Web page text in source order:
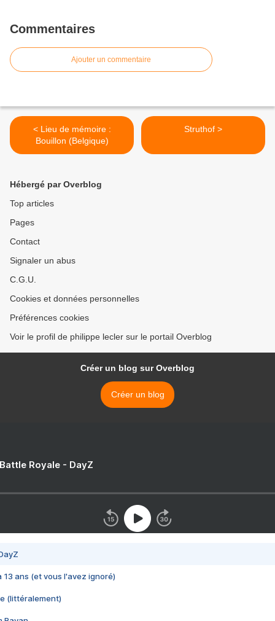
Commentaires
Ajouter un commentaire
< Lieu de mémoire :
Bouillon (Belgique)
Struthof >
Hébergé par Overblog
Top articles
Pages
Contact
Signaler un abus
C.G.U.
Cookies et données personnelles
Préférences cookies
Voir le profil de philippe lecler sur le portail Overblog
Créer un blog sur Overblog
Créer un blog
Royale - DayZ
13 ans (et vous l'avez ignoré)
(littéralement)